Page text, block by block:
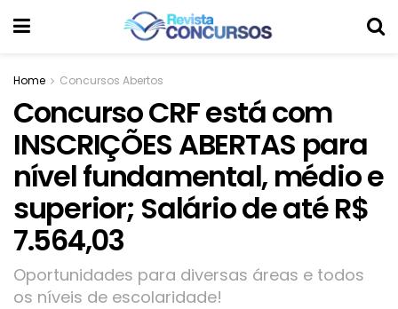
Home Concursos Abertos
Concurso CRF está com
INSCRIÇÕES ABERTAS para
nível fundamental, médio e
superior; Salário de até R$
7.564,03
Oportunidades para diversas áreas e todos
os níveis de escolaridade!